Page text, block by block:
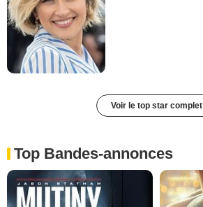
Voir le top star complet
Top Bandes-annonces